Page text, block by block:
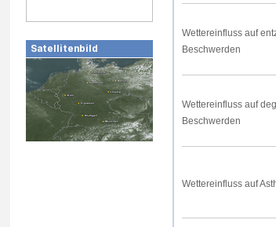
Satellitenbild
Wettereinfluss auf
Beschwerden
Wettereinfluss auf
Beschwerden
Wettereinfluss auf